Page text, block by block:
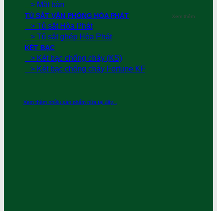
> Mặt bàn
TỦ SẮT VĂN PHÒNG HÒA PHÁT Xem thêm
> Tủ sắt Hòa Phát
> Tủ sắt ghép Hòa Phát
KÉT BẠC
> Két bạc chống cháy (KS)
> Két bạc chống cháy Fortune KF
Xem thêm nhiều sản phẩm nữa tại đây...